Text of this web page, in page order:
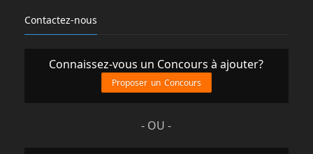
Contactez-nous
Connaissez-vous un Concours à ajouter?
Proposer un Concours
- OU -